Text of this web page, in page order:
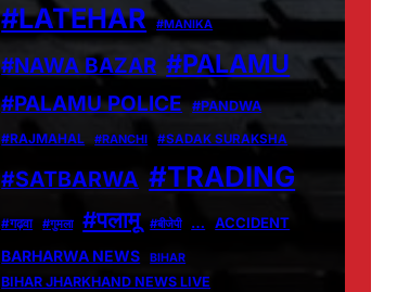
#LATEHAR #MANIKA
#NAWA BAZAR #PALAMU
#PALAMU POLICE
#PANDWA
#RAJMAHAL
#RANCHI #SADAK SURAKSHA
#SATBARWA #TRADING
#गढ़वा #गुमला #पलामू #बीजेपी … ACCIDENT
BARHARWA NEWS BIHAR
BIHAR JHARKHAND NEWS LIVE